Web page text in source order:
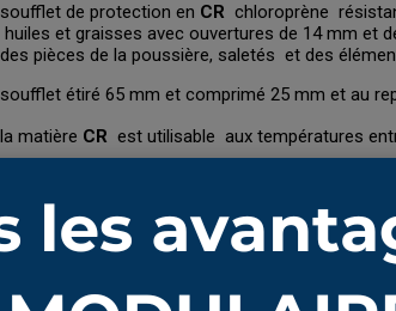
soufflet de protection en CR chloroprène
huiles et graisses avec ouvertures de 14 mm et
des pièces de la poussière, saletés et des
soufflet étiré 65 mm et comprimé 25 mm et au
la matière CR est utilisable aux températures
Disponible